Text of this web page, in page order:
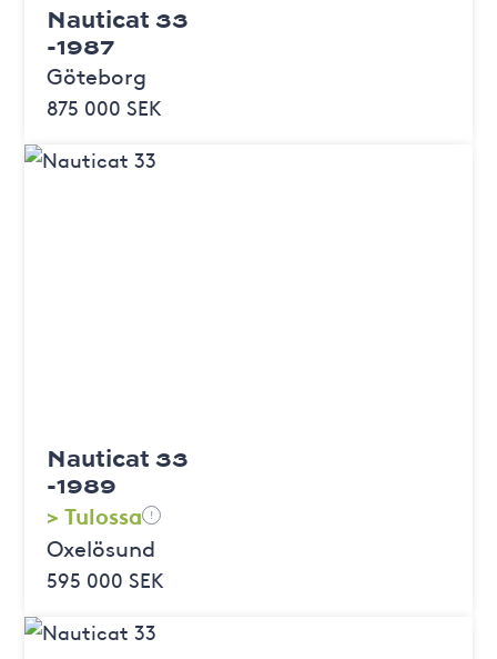
Nauticat 33
-1987
Göteborg
875 000 SEK
Nauticat 33
-1989
> Tulossa !
Oxelösund
595 000 SEK